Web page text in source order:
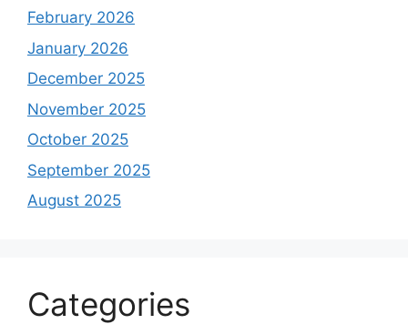
February 2026
January 2026
December 2025
November 2025
October 2025
September 2025
August 2025
Categories